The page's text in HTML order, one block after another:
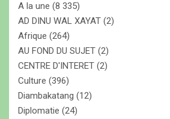
h
e
r
A la une (8 335)
AD DINU WAL XAYAT (2)
Afrique (264)
AU FOND DU SUJET (2)
CENTRE D'INTERET (2)
Culture (396)
Diambakatang (12)
Diplomatie (24)